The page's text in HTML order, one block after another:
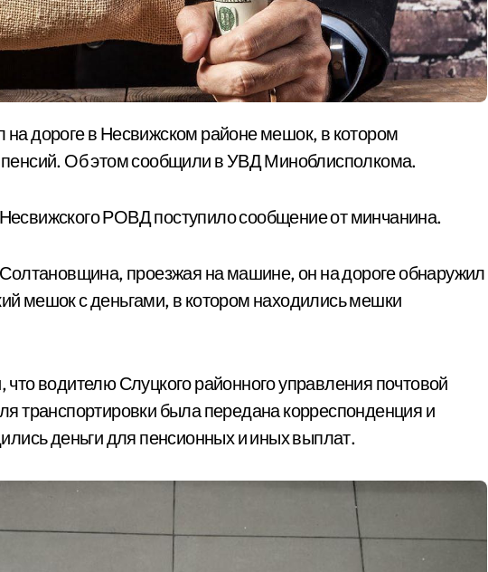
Об этом сообщили в УВД Миноблисполкома.
РОВД поступило сообщение от минчанина.
проезжая на машине, он на дороге обнаружил
мешок с деньгами, в котором находились мешки
водителю Слуцкого районного управления почтовой
транспортировки была передана корреспонденция и
деньги для пенсионных и иных выплат.